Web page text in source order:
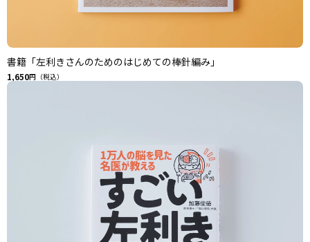
書籍「左利きさんのためのはじめての棒針編み」
1,650円（税込）